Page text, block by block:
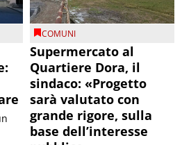
COMUNI
Supermercato al
Quartiere Dora, il
sindaco: «Progetto
sarà valutato con
grande rigore, sulla
base dell’interesse